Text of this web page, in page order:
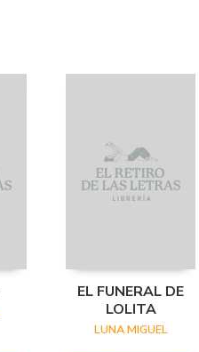
EL FUNERAL DE
LOLITA
LUNA MIGUEL